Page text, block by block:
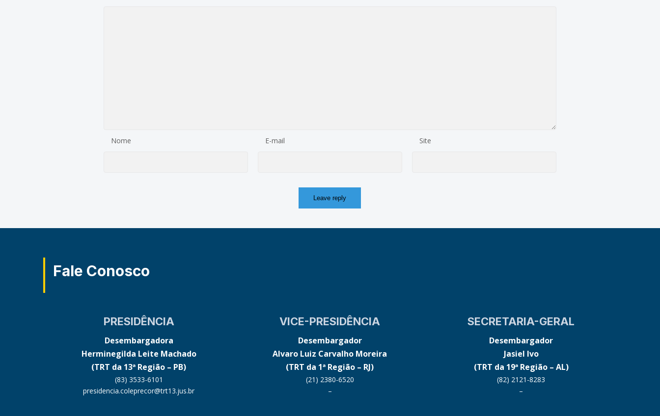
Nome E-mail Site
Fale Conosco
PRESIDÊNCIA
Desembargadora
Herminegilda Leite Machado
(TRT da 13ª Região – PB)
(83) 3533-6101
presidencia.coleprecor@trt13.jus.br
VICE-PRESIDÊNCIA
Desembargador
Alvaro Luiz Carvalho Moreira
(TRT da 1ª Região – RJ)
(21) 2380-6520
–
SECRETARIA-GERAL
Desembargador
Jasiel Ivo
(TRT da 19ª Região – AL)
(82) 2121-8283
–